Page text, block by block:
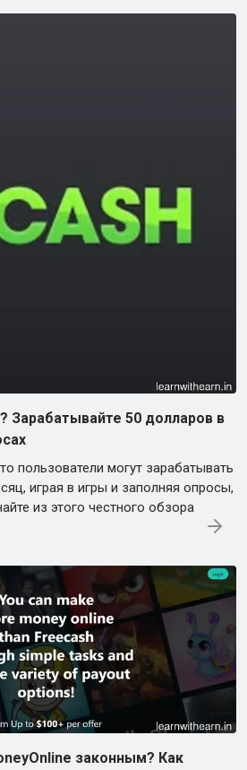
Зарабатывайте 50 долларов в
пользователи могут зарабатывать
играя в игры и заполняя опросы,
из этого честного обзора
законным? Как